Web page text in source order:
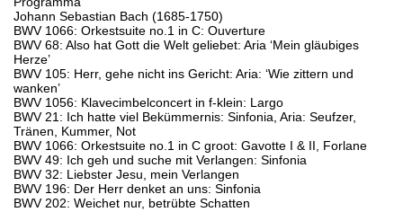
Johann Sebastian Bach (1685-1750)
BWV 1066: Orkestsuite no.1 in C: Ouverture
BWV 68: Also hat Gott die Welt geliebet: Aria ‘Mein gläubiges
Herze’
BWV 105: Herr, gehe nicht ins Gericht: Aria: ‘Wie zittern und
wanken’
BWV 1056: Klavecimbelconcert in f-klein: Largo
BWV 21: Ich hatte viel Bekümmernis: Sinfonia, Aria: Seufzer,
Tränen, Kummer, Not
BWV 1066: Orkestsuite no.1 in C groot: Gavotte I & II, Forlane
BWV 49: Ich geh und suche mit Verlangen: Sinfonia
BWV 32: Liebster Jesu, mein Verlangen
BWV 196: Der Herr denket an uns: Sinfonia
BWV 202: Weichet nur, betrübte Schatten